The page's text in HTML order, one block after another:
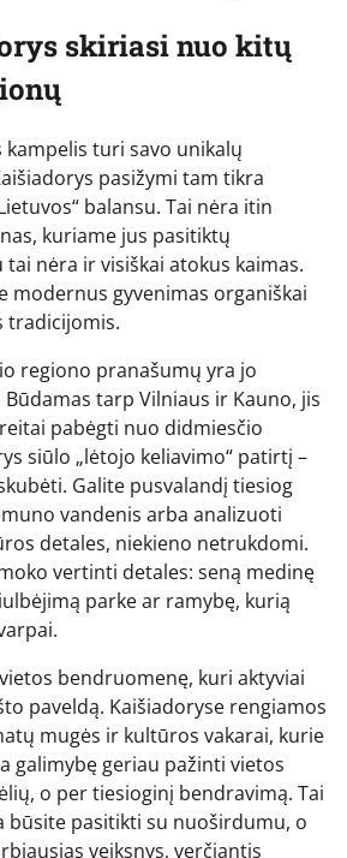
skiriasi nuo kitų
kampelis turi savo unikalų
pasižymi tam tikra
balansu. Tai nėra itin
kuriame jus pasitiktų
nėra ir visiškai atokus kaimas.
modernus gyvenimas organiškai
tradicijomis.
regiono pranašumų yra jo
tarp Vilniaus ir Kauno, jis
pabėgti nuo didmiesčio
siūlo „lėtojo keliavimo“ patirtį –
Galite pusvalandį tiesiog
vandenis arba analizuoti
detales, niekieno netrukdomi.
vertinti detales: seną medinę
parke ar ramybę, kurią
bendruomenę, kuri aktyviai
paveldą. Kaišiadoryse rengiamos
mugės ir kultūros vakarai, kurie
galimybę geriau pažinti vietos
o per tiesioginį bendravimą. Tai
būsite pasitikti su nuoširdumu, o
veiksnys, verčiantis